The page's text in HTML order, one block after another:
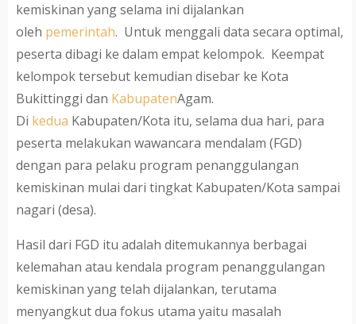
kemiskinan yang selama ini dijalankan
oleh pemerintah. Untuk menggali data secara optimal,
peserta dibagi ke dalam empat kelompok. Keempat
kelompok tersebut kemudian disebar ke Kota
Bukittinggi dan KabupatenAgam.
Di kedua Kabupaten/Kota itu, selama dua hari, para
peserta melakukan wawancara mendalam (FGD)
dengan para pelaku program penanggulangan
kemiskinan mulai dari tingkat Kabupaten/Kota sampai
nagari (desa).
Hasil dari FGD itu adalah ditemukannya berbagai
kelemahan atau kendala program penanggulangan
kemiskinan yang telah dijalankan, terutama
menyangkut dua fokus utama yaitu masalah